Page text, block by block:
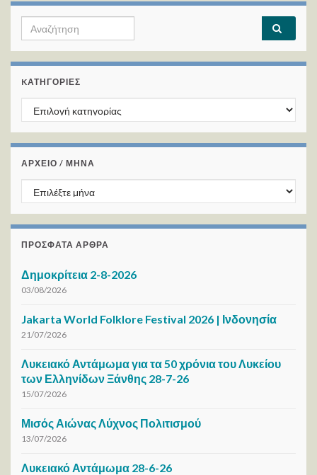
Search for:
KΑΤΗΓΟΡΊΕΣ
Kατηγορίες
ΑΡΧΕΙΟ / ΜΗΝΑ
ΑΡΧΕΙΟ / ΜΗΝΑ
ΠΡΌΣΦΑΤΑ ΆΡΘΡΑ
Δημοκρίτεια 2-8-2026
03/08/2026
Jakarta World Folklore Festival 2026 | Ινδονησία
21/07/2026
Λυκειακό Αντάμωμα για τα 50 χρόνια του Λυκείου
των Ελληνίδων Ξάνθης 28-7-26
15/07/2026
Μισός Αιώνας Λύχνος Πολιτισμού
13/07/2026
Λυκειακό Αντάμωμα 28-6-26